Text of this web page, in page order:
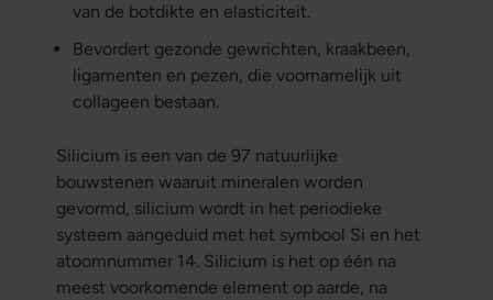
van de botdikte en elasticiteit.
Bevordert gezonde gewrichten, kraakbeen,
ligamenten en pezen, die voornamelijk uit
collageen bestaan.
Silicium is een van de 97 natuurlijke
bouwstenen waaruit mineralen worden
gevormd, silicium wordt in het periodieke
systeem aangeduid met het symbool Si en het
atoomnummer 14. Silicium is het op één na
meest voorkomende element op aarde, na